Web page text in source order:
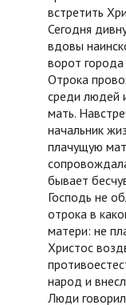
встретить
Сегодня
вдовы
ворот
Отрока
среди людей
мать.
начальник
плачущую
бывает
Господь не
отрока в
матери: не
Христос
народ и
Люди